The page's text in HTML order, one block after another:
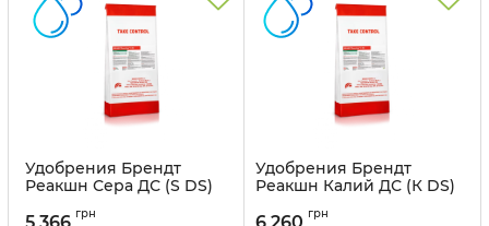
Удобрения Брендт
Реакшн Сера ДС (S DS)
10 кг
грн
Удобрения Брендт
Реакшн Калий ДС (К DS)
10 кг
грн